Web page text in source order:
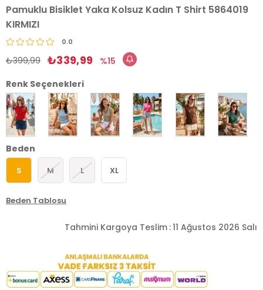
Pamuklu Bisiklet Yaka Kolsuz Kadın T Shirt 5864019
KIRMIZI
0.0
₺399,99 ₺339,99
15
Renk Seçenekleri
Beden
S M L XL
Beden Tablosu
Tahmini Kargoya Teslim :11 Ağustos 2026 Salı